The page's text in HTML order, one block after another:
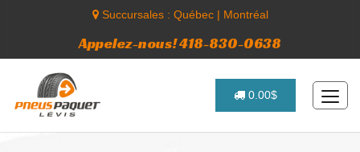
Succursales : Québec| Montréal
Appelez-nous! 418-830-0638
0.00$